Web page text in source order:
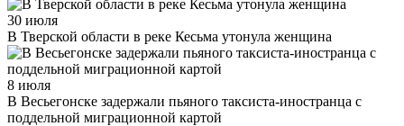
30 июля
В Тверской области в реке Кесьма утонула женщина
8 июля
В Весьегонске задержали пьяного таксиста-иностранца с
поддельной миграционной картой